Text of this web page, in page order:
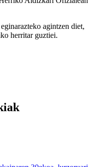
agintzen diet,
herritar guztiei.